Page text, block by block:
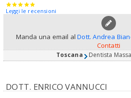
Leggi le recensioni
Manda una email alDott. Andrea
Contatti
Toscana Dentista
DOTT. ENRICO VANNUCCI